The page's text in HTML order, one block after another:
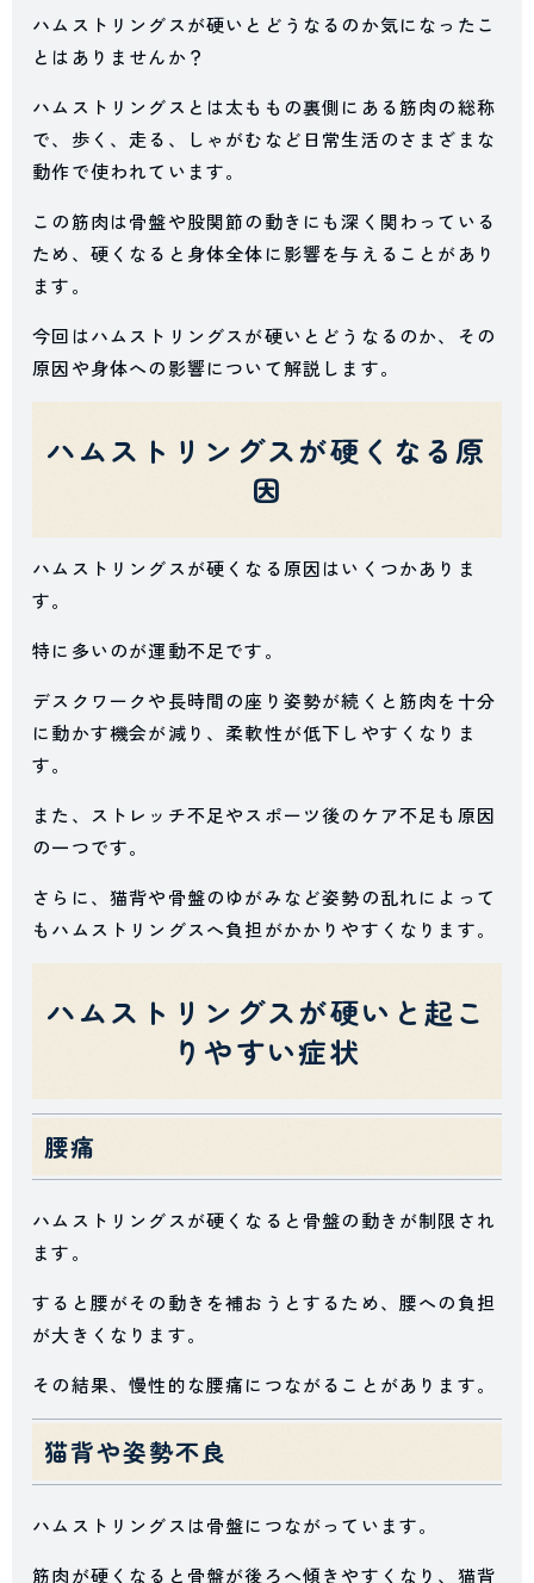
ハムストリングスが硬いとどうなるのか気になったこ
とはありませんか？
ハムストリングスとは太ももの裏側にある筋肉の総称
で、歩く、走る、しゃがむなど日常生活のさまざまな
動作で使われています。
この筋肉は骨盤や股関節の動きにも深く関わっている
ため、硬くなると身体全体に影響を与えることがあり
ます。
今回はハムストリングスが硬いとどうなるのか、その
原因や身体への影響について解説します。
ハムストリングスが硬くなる原
因
ハムストリングスが硬くなる原因はいくつかありま
す。
特に多いのが運動不足です。
デスクワークや長時間の座り姿勢が続くと筋肉を十分
に動かす機会が減り、柔軟性が低下しやすくなりま
す。
また、ストレッチ不足やスポーツ後のケア不足も原因
の一つです。
さらに、猫背や骨盤のゆがみなど姿勢の乱れによって
もハムストリングスへ負担がかかりやすくなります。
ハムストリングスが硬いと起こ
りやすい症状
腰痛
ハムストリングスが硬くなると骨盤の動きが制限され
ます。
すると腰がその動きを補おうとするため、腰への負担
が大きくなります。
その結果、慢性的な腰痛につながることがあります。
猫背や姿勢不良
ハムストリングスは骨盤につながっています。
筋肉が硬くなると骨盤が後ろへ傾きやすくなり、猫背